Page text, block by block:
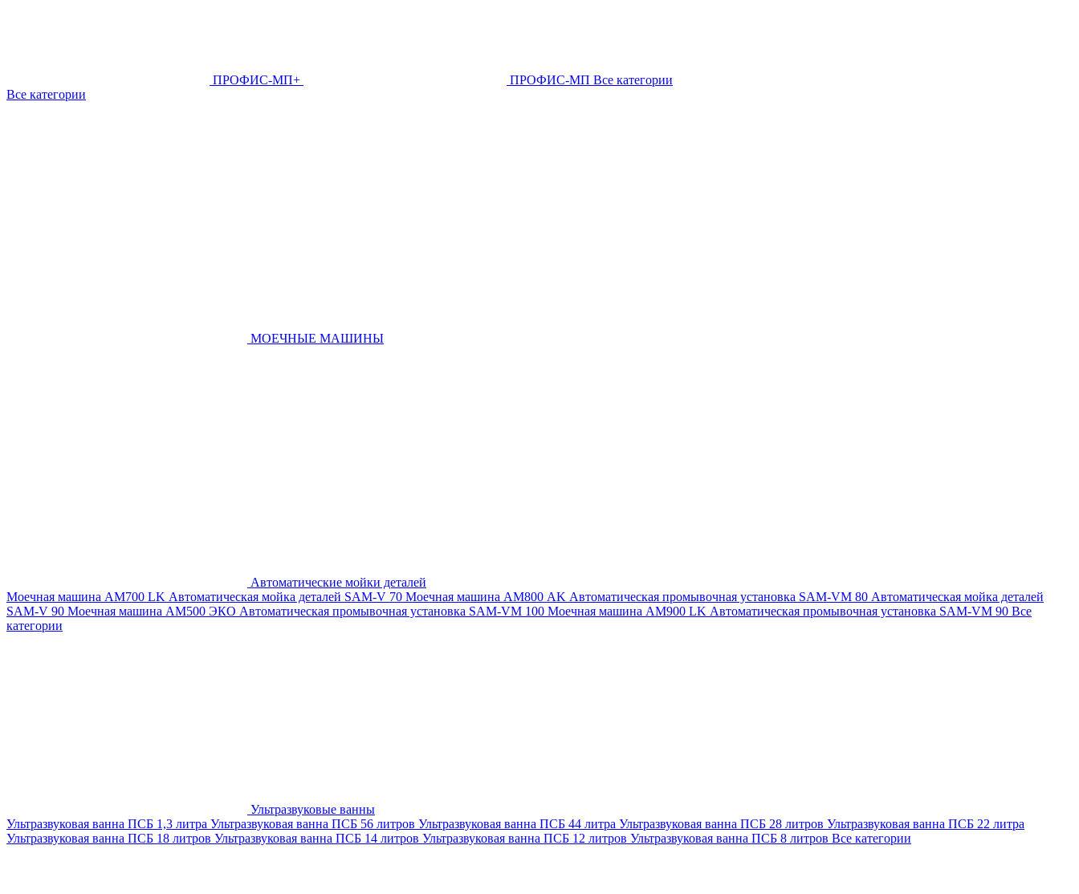
ПРОФИС-МП+ ПРОФИС-МП Все категории
Все категории
МОЕЧНЫЕ МАШИНЫ
Автоматические мойки деталей
Моечная машина AM700 LK Автоматическая мойка деталей SAM-V 70 Моечная машина АМ800 AK Автоматическая промывочная установка SAM-VM 80 Автоматическая мойка деталей
SAM-V 90 Моечная машина АМ500 ЭКО Автоматическая промывочная установка SAM-VM 100 Моечная машина AM900 LK Автоматическая промывочная установка SAM-VM 90 Все
категории
Ультразвуковые ванны
Ультразвуковая ванна ПСБ 1,3 литра Ультразвуковая ванна ПСБ 56 литров Ультразвуковая ванна ПСБ 44 литра Ультразвуковая ванна ПСБ 28 литров Ультразвуковая ванна ПСБ 22 литра
Ультразвуковая ванна ПСБ 18 литров Ультразвуковая ванна ПСБ 14 литров Ультразвуковая ванна ПСБ 12 литров Ультразвуковая ванна ПСБ 8 литров Все категории